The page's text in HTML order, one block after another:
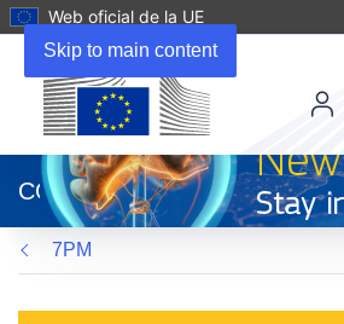
Skip to main content
Web oficial de la UE
abrirá
en
una
nueva
ventana)
CORDIS
7PM